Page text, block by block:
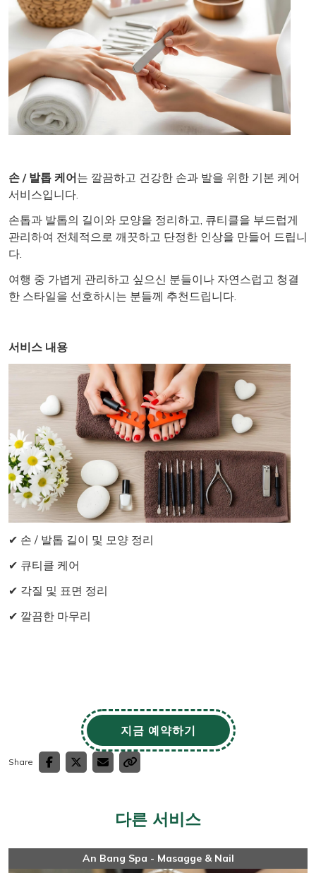
손 / 발톱 케어는 깔끔하고 건강한 손과 발을 위한 기본 케어
서비스입니다.
손톱과 발톱의 길이와 모양을 정리하고, 큐티클을 부드럽게
관리하여 전체적으로 깨끗하고 단정한 인상을 만들어 드립니
다.
여행 중 가볍게 관리하고 싶으신 분들이나 자연스럽고 청결
한 스타일을 선호하시는 분들께 추천드립니다.
서비스 내용
✔ 손 / 발톱 길이 및 모양 정리
✔ 큐티클 케어
✔ 각질 및 표면 정리
✔ 깔끔한 마무리
지금 예약하기
Share
다른 서비스
An Bang Spa - Masagge & Nail